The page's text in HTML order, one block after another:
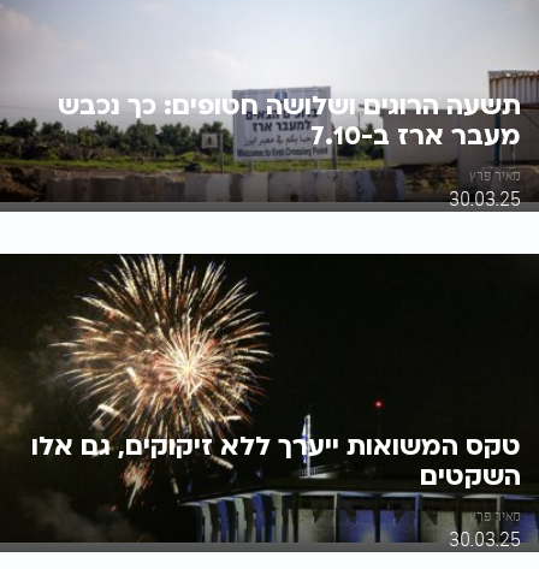
תשעה הרוגים ושלושה חטופים: כך נכבש
מעבר ארז ב-7.10
מאיר פרץ
30.03.25
טקס המשואות ייערך ללא זיקוקים, גם אלו
השקטים
מאיר פרץ
30.03.25